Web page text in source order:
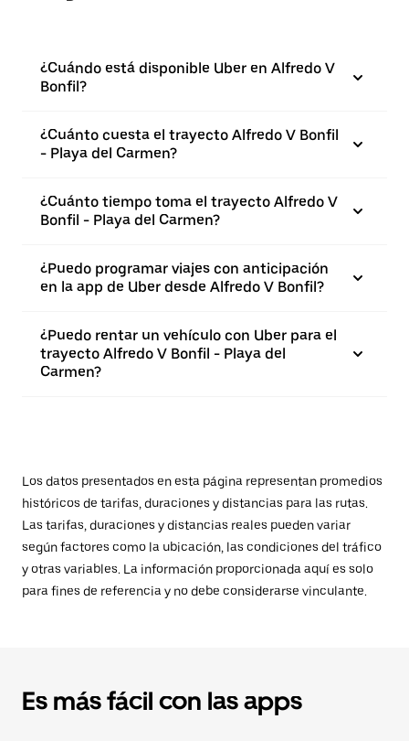
¿Cuándo está disponible Uber en Alfredo V
Bonfil?
¿Cuánto cuesta el trayecto Alfredo V Bonfil
- Playa del Carmen?
¿Cuánto tiempo toma el trayecto Alfredo V
Bonfil - Playa del Carmen?
¿Puedo programar viajes con anticipación
en la app de Uber desde Alfredo V Bonfil?
¿Puedo rentar un vehículo con Uber para el
trayecto Alfredo V Bonfil - Playa del
Carmen?
Los datos presentados en esta página representan promedios
históricos de tarifas, duraciones y distancias para las rutas.
Las tarifas, duraciones y distancias reales pueden variar
según factores como la ubicación, las condiciones del tráfico
y otras variables. La información proporcionada aquí es solo
para fines de referencia y no debe considerarse vinculante.
Es más fácil con las apps